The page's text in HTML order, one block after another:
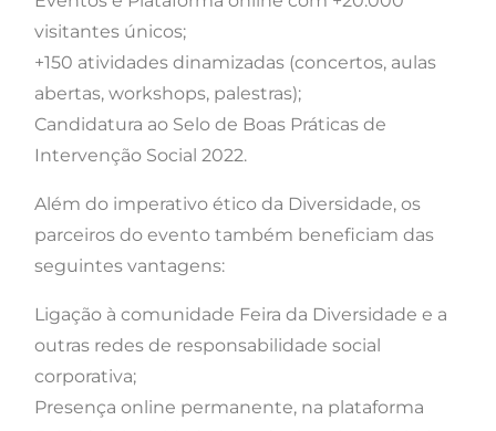
visitantes únicos;
+150 atividades dinamizadas (concertos, aulas
abertas, workshops, palestras);
Candidatura ao Selo de Boas Práticas de
Intervenção Social 2022.
Além do imperativo ético da Diversidade, os
parceiros do evento também beneficiam das
seguintes vantagens:
Ligação à comunidade Feira da Diversidade e a
outras redes de responsabilidade social
corporativa;
Presença online permanente, na plataforma